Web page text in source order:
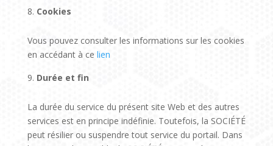
Cookies
Vous pouvez consulter les informations sur les cookies
en accédant à ce lien
Durée et fin
La durée du service du présent site Web et des autres
services est en principe indéfinie. Toutefois, la SOCIÉTÉ
peut résilier ou suspendre tout service du portail. Dans